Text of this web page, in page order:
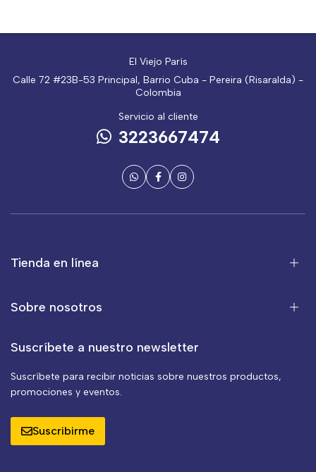
El Viejo París
Calle 72 #23B-53 Principal, Barrio Cuba - Pereira (Risaralda) -
Colombia
Servicio al cliente
3223667474
Tienda en línea
Sobre nosotros
Suscríbete a nuestro newsletter
Suscríbete para recibir noticias sobre nuestros productos,
promociones y eventos.
Suscribirme